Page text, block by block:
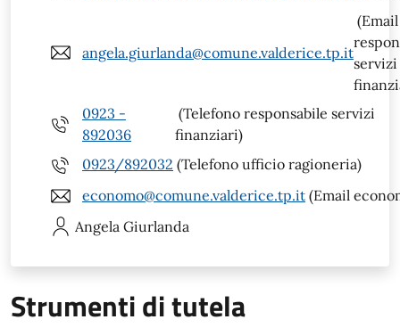
angela.giurlanda@comune.valderice.tp.it
(Email
servizi
0923 -
892036
(Telefono responsabile servizi
finanziari)
0923/892032 (Telefono ufficio ragioneria)
economo@comune.valderice.tp.it (Email
Angela Giurlanda
Strumenti di tutela